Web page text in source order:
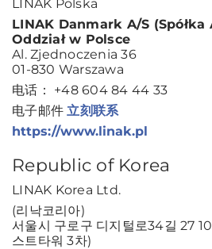
LINAK Polska
LINAK Danmark A/S (Spółka
Oddział w Polsce
Al. Zjednoczenia 36
01-830 Warszawa
电话： +48 604 84 44 33
电子邮件立刻联系
https://www.linak.pl
Republic of Korea
LINAK Korea Ltd.
(리낙코리아)
서울시 구로구 디지털로34길 27
스트타워 3차)